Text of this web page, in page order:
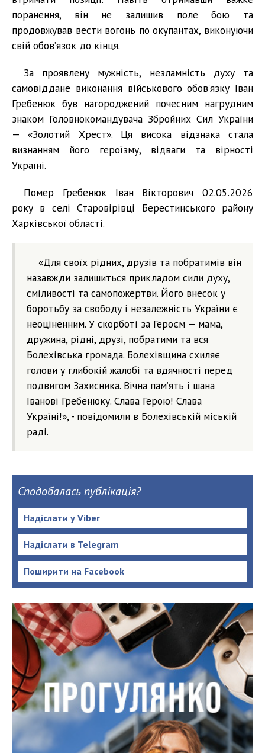
поранення, він не залишив поле бою та
продовжував вести вогонь по окупантах, виконуючи
свій обов’язок до кінця.
За проявлену мужність, незламність духу та
самовіддане виконання військового обов’язку Іван
Гребенюк був нагороджений почесним нагрудним
знаком Головнокомандувача Збройних Сил України
— «Золотий Хрест». Ця висока відзнака стала
визнанням його героїзму, відваги та вірності
Україні.
Помер Гребенюк Іван Вікторович 02.05.2026
року в селі Старовірівці Берестинського району
Харківської області.
«Для своїх рідних, друзів та побратимів він
назавжди залишиться прикладом сили духу,
сміливості та самопожертви. Його внесок у
боротьбу за свободу і незалежність України є
неоціненним. У скорботі за Героєм — мама,
дружина, рідні, друзі, побратими та вся
Болехівська громада. Болехівщина схиляє
голови у глибокій жалобі та вдячності перед
подвигом Захисника. Вічна пам’ять і шана
Іванові Гребенюку. Слава Герою! Слава
Україні!», - повідомили в Болехівській міській
раді.
Сподобалась публікація?
Надіслати у Viber
Надіслати в Telegram
Поширити на Facebook